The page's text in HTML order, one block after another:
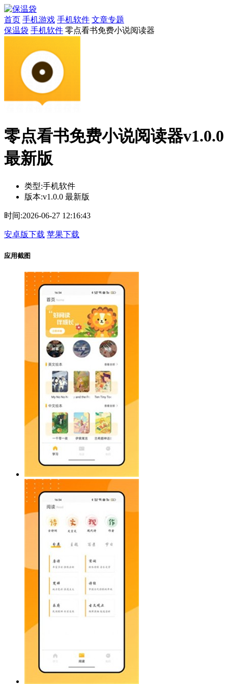
首页 手机游戏 手机软件 文章专题
保温袋 手机软件 零点看书免费小说阅读器
零点看书免费小说阅读器v1.0.0
最新版
类型:手机软件
版本:v1.0.0 最新版
时间:2026-06-27 12:16:43
安卓版下载 苹果下载
应用截图